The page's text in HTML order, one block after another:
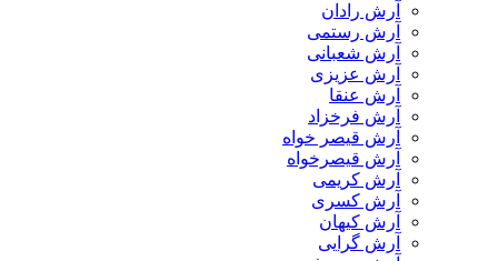
آرش رادان
آرش رستمى
آرش شعبانی
آرش عزیزی
آرش عنقا
آرش فرخزاد
آرش قیصر خواه
آرش قیصرخواه
آرش کریمی
آرش کسری
آرش کیهان
آرش گرایی